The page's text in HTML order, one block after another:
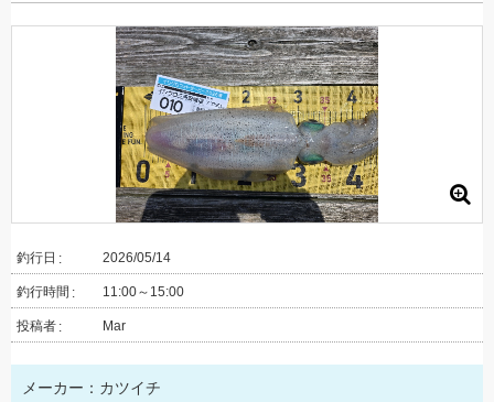
釣行日 2026/05/14
釣行時間 11:00～15:00
投稿者 Mar
メーカー：カツイチ